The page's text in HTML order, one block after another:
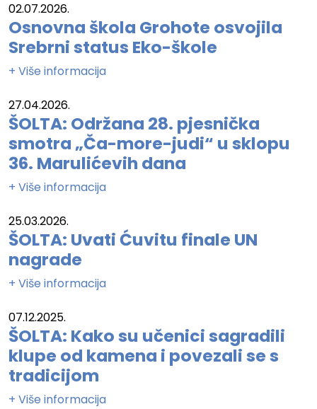
02.07.2026.
Osnovna škola Grohote osvojila
Srebrni status Eko-škole
+ Više informacija
27.04.2026.
ŠOLTA: Održana 28. pjesnička
smotra „Ča-more-judi“ u sklopu
36. Marulićevih dana
+ Više informacija
25.03.2026.
ŠOLTA: Uvati Ćuvitu finale UN
nagrade
+ Više informacija
07.12.2025.
ŠOLTA: Kako su učenici sagradili
klupe od kamena i povezali se s
tradicijom
+ Više informacija